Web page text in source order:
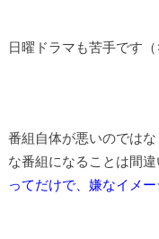
日曜ドラマも苦手です（
番組自体が悪いのでは
な番組になることは間違
ってだけで、嫌なイメ